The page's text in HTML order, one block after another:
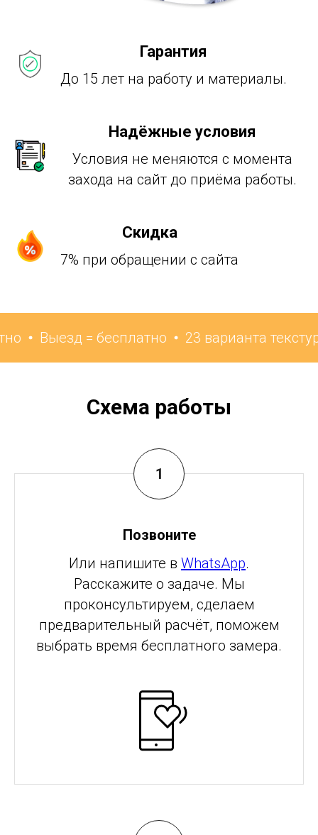
Гарантия
До 15 лет на работу и материалы.
Надёжные условия
Условия не меняются с момента
захода на сайт до приёма работы.
Скидка
7% при обращении с сайта
Выезд = бесплатно 23 варианта текстуры
Схема работы
Позвоните
Или напишите в WhatsApp.
Расскажите о задаче. Мы
проконсультируем, сделаем
предварительный расчёт, поможем
выбрать время бесплатного замера.